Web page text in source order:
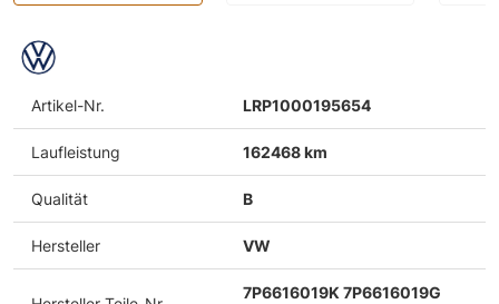
Artikel-Nr. LRP1000195654
Laufleistung 162468 km
Qualität B
Hersteller VW
7P6616019K 7P6616019G